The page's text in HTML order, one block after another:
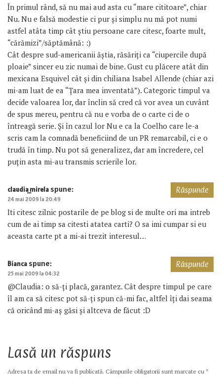
În primul rând, să nu mai aud asta cu “mare cititoare”, chiar
Nu. Nu e falsă modestie ci pur și simplu nu mă pot numi
astfel atâta timp cât știu persoane care citesc, foarte mult,
“cărămizi”/săptămână: :)
Cât despre sud-americanii ăștia, răsăriți ca “ciupercile după
ploaie” sincer eu zic numai de bine. Gust cu plăcere atât din
mexicana Esquivel cât și din chiliana Isabel Allende (chiar azi
mi-am luat de ea “Țara mea inventată”). Categoric timpul va
decide valoarea lor, dar înclin să cred că vor avea un cuvânt
de spus mereu, pentru că nu e vorba de o carte ci de o
întreagă serie. Și în cazul lor Nu e ca la Coelho care le-a
scris cam la comnadă beneficiind de un PR remarcabil, ci e o
trudă în timp. Nu pot să generalizez, dar am încredere, cel
puțin asta mi-au transmis scrierile lor.
claudia_mirela spune:
24 mai 2009 la 20:49
Iti citesc zilnic postarile de pe blog si de multe ori ma intreb
cum de ai timp sa citesti atatea carti? O sa imi cumpar si eu
aceasta carte pt a mi-ai trezit interesul…
Răspunde
Bianca spune:
25 mai 2009 la 04:32
@Claudia: o să-ți placă, garantez. Cât despre timpul pe care
îl am ca să citesc pot să-ți spun că-mi fac, altfel îți dai seama
că oricând mi-aș găsi și altceva de făcut :D
Răspunde
Lasă un răspuns
Adresa ta de email nu va fi publicată. Câmpurile obligatorii sunt marcate cu *